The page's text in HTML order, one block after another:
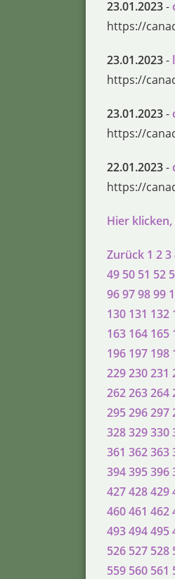
23.01.2023-
https://
23.01.2023-
https://
23.01.2023-
https://
22.01.2023-
https://
Hier
Zurück 1 23
49 50 51 52
96979899
130 131 132
163 164 165
196 197 198
229230231
262263264
295296297
328329330
361 362363
394395396
427428429
460461 462
493494495
526 527 528
559 560 561